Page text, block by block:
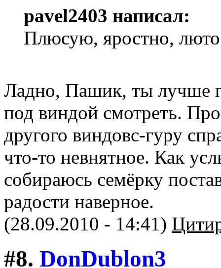
pavel2403 написал:
Плюсую, яростно,
Ладно, Пашик, ты лучше
под виндой смотреть.
другого виндовс-гуру
что-то невнятное. Как
собираюсь семёрку
радости наверное.
(28.09.2010 - 14:41)
#8. DonDublon3